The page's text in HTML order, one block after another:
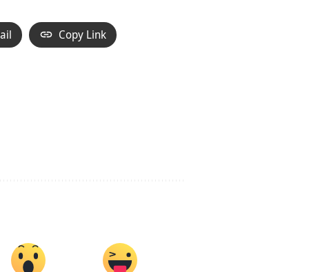
Copy Link